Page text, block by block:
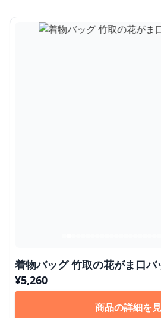
着物バッグ 竹取の花がま口バ
¥5,260
商品の詳細を